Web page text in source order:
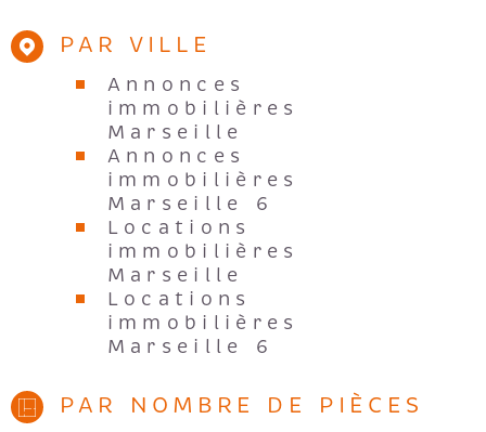
PAR VILLE
Annonces
immobilières
Marseille
Annonces
immobilières
Marseille 6
Locations
immobilières
Marseille
Locations
immobilières
Marseille 6
PAR NOMBRE DE PIÈCES